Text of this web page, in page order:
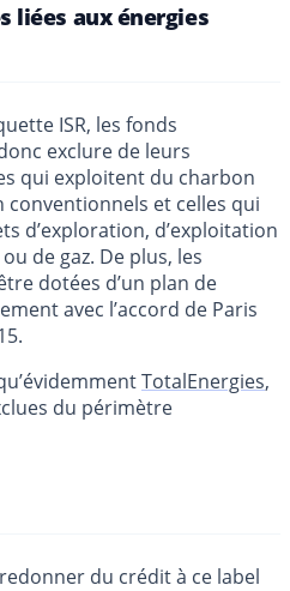
liées aux énergies
ISR, les fonds
exclure de leurs
qui exploitent du charbon
et celles qui
d’exploration, d’exploitation
de gaz. De plus, les
dotées d’un plan de
avec l’accord de Paris
TotalEnergies,
du périmètre
du crédit à ce label